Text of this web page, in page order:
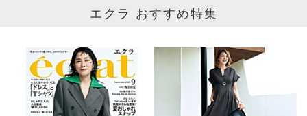
イエロー レッド ピンク
パープル グリーン ブルー
エクラ おすすめ特集